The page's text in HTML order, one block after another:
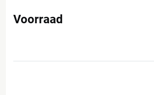
Voorraad